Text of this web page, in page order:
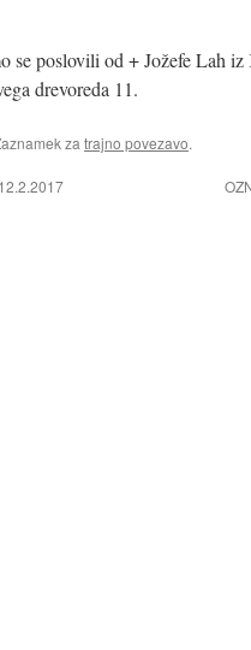
se poslovili od + Jožefe Lah
drevoreda 11.
za trajno povezavo.